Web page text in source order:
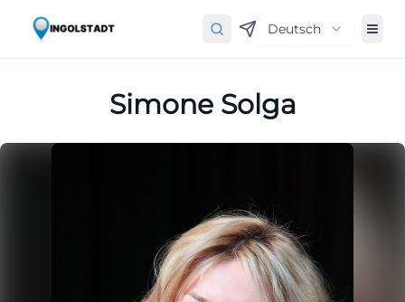
Deutsch
Simone Solga